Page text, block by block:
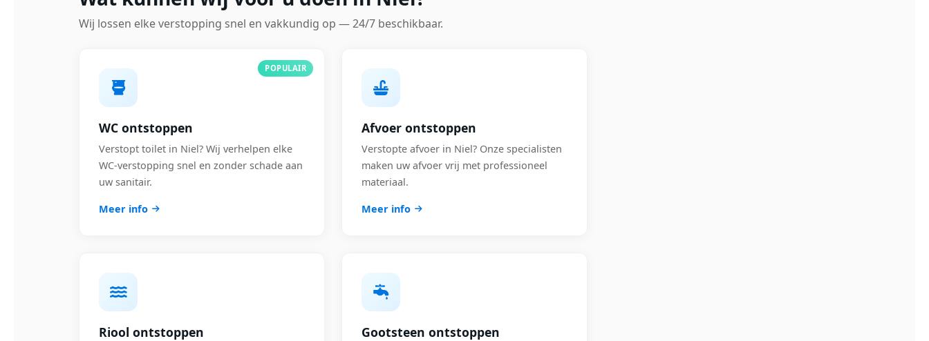
Wij lossen elke verstopping snel en vakkundig op — 24/7 beschikbaar.
POPULAIR
WC ontstoppen
Verstopt toilet in Niel? Wij verhelpen elke
WC-verstopping snel en zonder schade aan
uw sanitair.
Meer info
Afvoer ontstoppen
Verstopte afvoer in Niel? Onze specialisten
maken uw afvoer vrij met professioneel
materiaal.
Meer info
Riool ontstoppen Gootsteen ontstoppen